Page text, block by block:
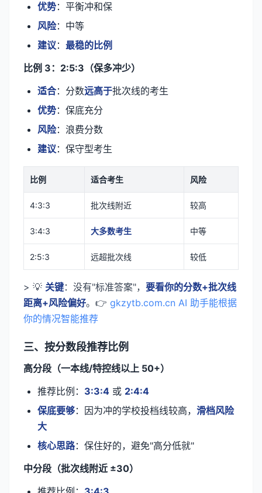
优势：平衡冲和保
风险：中等
建议： 最稳的比例
比例 3：2:5:3（保多冲少）
适合：分数远高于批次线的考生
优势：保底充分
风险：浪费分数
建议：保守型考生
比例 适合考生 风险
4:3:3 批次线附近 较高
3:4:3 大多数考生 中等
2:5:3 远超批次线 较低
> 💡 关键：没有"标准答案"， 要看你的分数+批次线
距离+风险偏好。👉 gkzytb.com.cn AI 助手能根据
你的情况智能推荐
三、按分数段推荐比例
高分段（一本线/特控线以上 50+）
推荐比例： 3:3:4 或 2:4:4
保底要够：因为冲的学校投档线较高， 滑档风险
大
核心思路：保住好的，避免"高分低就"
中分段（批次线附近 ±30）